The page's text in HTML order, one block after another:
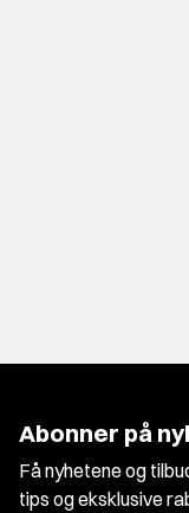
Abonner på
Få nyhetene og
tips og eksklusive